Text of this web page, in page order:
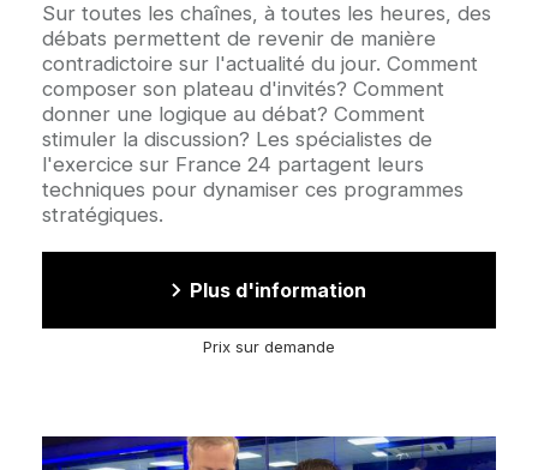
Accroche
Sur toutes les chaînes, à toutes les heures, des
débats permettent de revenir de manière
contradictoire sur l'actualité du jour. Comment
composer son plateau d'invités? Comment
donner une logique au débat? Comment
stimuler la discussion? Les spécialistes de
l'exercice sur France 24 partagent leurs
techniques pour dynamiser ces programmes
stratégiques.
Plus d'information
Prix sur demande
Image